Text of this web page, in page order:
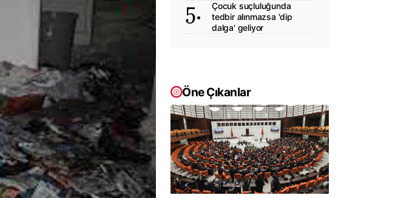
Çocuk suçluluğunda
tedbir alınmazsa 'dip
dalga' geliyor
Öne Çıkanlar